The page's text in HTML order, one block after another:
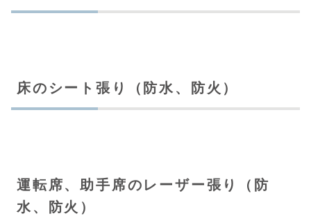
床のシート張り（防水、防火）
運転席、助手席のレーザー張り（防
水、防火）